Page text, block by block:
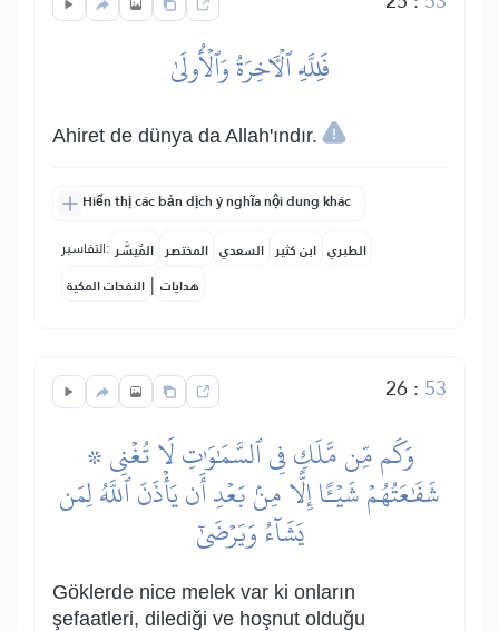
فَلِلَّهِ ٱلۡأٓخِرَةُ وَٱلۡأُولَىٰ
Ahiret de dünya da Allah'ındır.
Hiển thị các bản dịch ý nghĩa nội dung khác
التفاسير: المُيسَّر المختصر السعدي ابن كثير الطبري
النفحات المكية | هدايات
26: 53
۞ وَكَم مِّن مَّلَكٖ فِي ٱلسَّمَٰوَٰتِ لَا تُغۡنِي
شَفَٰعَتُهُمۡ شَيۡـًٔا إِلَّا مِنۢ بَعۡدِ أَن يَأۡذَنَ ٱللَّهُ لِمَن
يَشَآءُ وَيَرۡضَىٰٓ
Göklerde nice melek var ki onların
şefaatleri, dilediği ve hoşnut olduğu